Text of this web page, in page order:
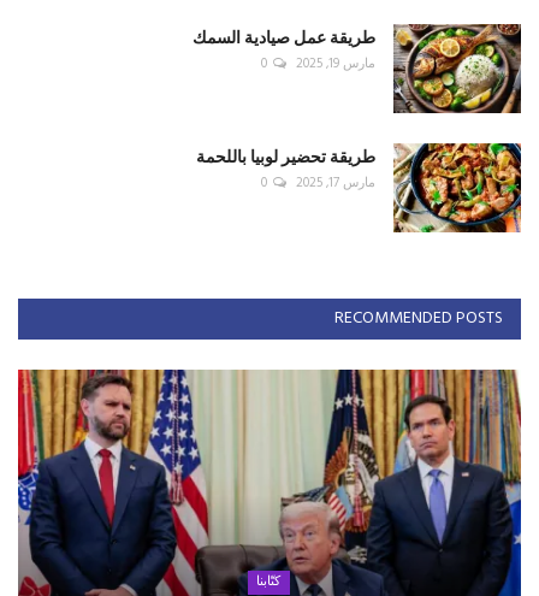
طريقة عمل صيادية السمك
مارس 19, 2025 0
طريقة تحضير لوبيا باللحمة
مارس 17, 2025 0
RECOMMENDED POSTS
كتّابنا